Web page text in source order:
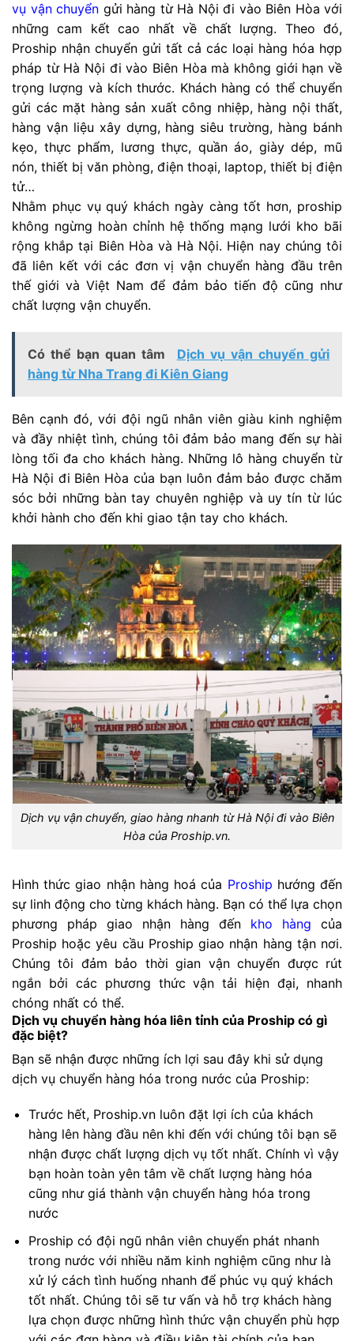
vụ vận chuyển gửi hàng từ Hà Nội đi vào Biên Hòa với
những cam kết cao nhất về chất lượng. Theo đó,
Proship nhận chuyển gửi tất cả các loại hàng hóa hợp
pháp từ Hà Nội đi vào Biên Hòa mà không giới hạn về
trọng lượng và kích thước. Khách hàng có thể chuyển
gửi các mặt hàng sản xuất công nhiệp, hàng nội thất,
hàng vận liệu xây dựng, hàng siêu trường, hàng bánh
kẹo, thực phẩm, lương thực, quần áo, giày dép, mũ
nón, thiết bị văn phòng, điện thoại, laptop, thiết bị điện
tử…
Nhằm phục vụ quý khách ngày càng tốt hơn, proship
không ngừng hoàn chỉnh hệ thống mạng lưới kho bãi
rộng khắp tại Biên Hòa và Hà Nội. Hiện nay chúng tôi
đã liên kết với các đơn vị vận chuyển hàng đầu trên
thế giới và Việt Nam để đảm bảo tiến độ cũng như
chất lượng vận chuyển.
Có thể bạn quan tâm
Dịch vụ vận chuyển gửi
hàng từ Nha Trang đi Kiên Giang
Bên cạnh đó, với đội ngũ nhân viên giàu kinh nghiệm
và đầy nhiệt tình, chúng tôi đảm bảo mang đến sự hài
lòng tối đa cho khách hàng. Những lô hàng chuyển từ
Hà Nội đi Biên Hòa của bạn luôn đảm bảo được chăm
sóc bởi những bàn tay chuyên nghiệp và uy tín từ lúc
khởi hành cho đến khi giao tận tay cho khách.
Dịch vụ vận chuyển, giao hàng nhanh từ Hà Nội đi vào Biên
Hòa của Proship.vn.
Hình thức giao nhận hàng hoá của Proship hướng đến
sự linh động cho từng khách hàng. Bạn có thể lựa chọn
phương pháp giao nhận hàng đến kho hàng của
Proship hoặc yêu cầu Proship giao nhận hàng tận nơi.
Chúng tôi đảm bảo thời gian vận chuyển được rút
ngắn bởi các phương thức vận tải hiện đại, nhanh
chóng nhất có thể.
Dịch vụ chuyển hàng hóa liên tỉnh của Proship có gì
đặc biệt?
Bạn sẽ nhận được những ích lợi sau đây khi sử dụng
dịch vụ chuyển hàng hóa trong nước của Proship:
Trước hết, Proship.vn luôn đặt lợi ích của khách
hàng lên hàng đầu nên khi đến với chúng tôi bạn sẽ
nhận được chất lượng dịch vụ tốt nhất. Chính vì vậy
bạn hoàn toàn yên tâm về chất lượng hàng hóa
cũng như giá thành vận chuyển hàng hóa trong
nước
Proship có đội ngũ nhân viên chuyển phát nhanh
trong nước với nhiều năm kinh nghiệm cũng như là
xử lý cách tình huống nhanh để phúc vụ quý khách
tốt nhất. Chúng tôi sẽ tư vấn và hỗ trợ khách hàng
lựa chọn được những hình thức vận chuyển phù hợp